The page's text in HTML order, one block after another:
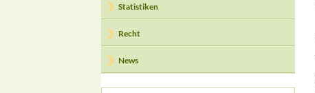
Statistiken
Recht
News